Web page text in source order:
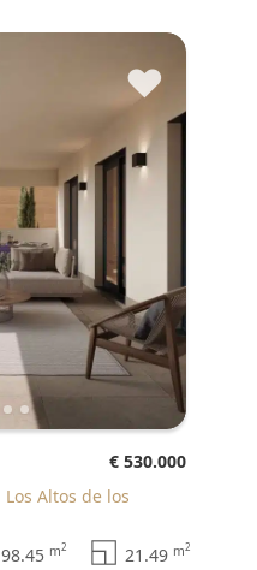
♥
€ 530.000
Los Altos de los
98.45 m2 21.49 m2